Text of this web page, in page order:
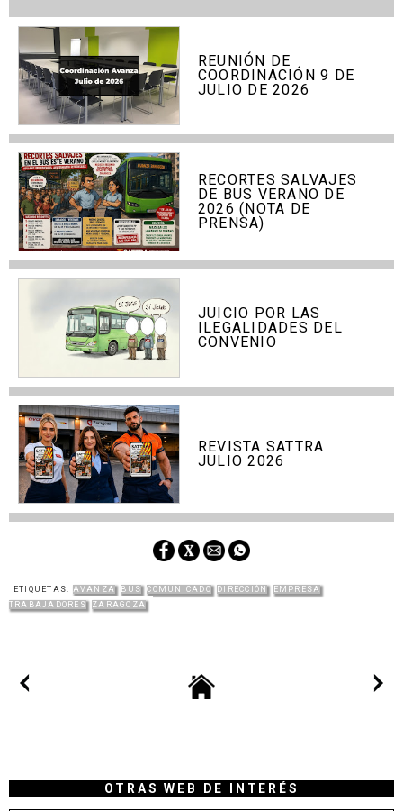
REUNIÓN DE
COORDINACIÓN 9 DE
JULIO DE 2026
RECORTES SALVAJES
DE BUS VERANO DE
2026 (NOTA DE
PRENSA)
JUICIO POR LAS
ILEGALIDADES DEL
CONVENIO
REVISTA SATTRA
JULIO 2026
ETIQUETAS: AVANZA BUS COMUNICADO DIRECCIÓN
EMPRESA
TRABAJADORES
ZARAGOZA
OTRAS WEB DE INTERÉS